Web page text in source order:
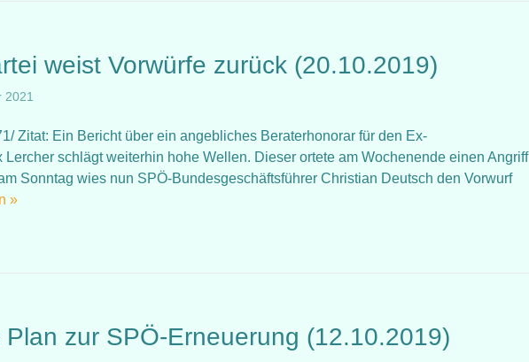
weist Vorwürfe zurück (20.10.2019)
2021
Zitat: Ein Bericht über ein angebliches Beraterhonorar für den Ex-
Lercher schlägt weiterhin hohe Wellen. Dieser ortete am Wochenende einen Angriff
Sonntag wies nun SPÖ-Bundesgeschäftsführer Christian Deutsch den Vorwurf
»
Plan zur SPÖ-Erneuerung (12.10.2019)